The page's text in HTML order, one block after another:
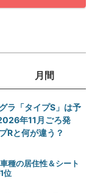
月間
ラ「タイプS」は予
年11月ごろ発
Rと何が違う？
種の居住性＆シート
位